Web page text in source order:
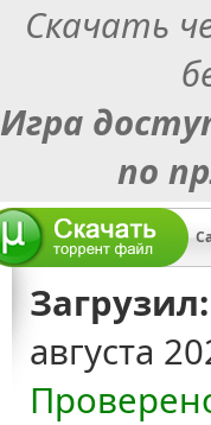
Скачать
Игра
по
Загрузил:
августа